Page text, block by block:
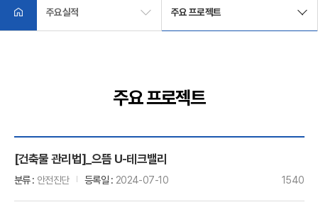
주요실적 주요 프로젝트
주요 프로젝트
[건축물 관리법]_으뜸 U-테크밸리
분류 안전진단 등록일 2024-07-10 1540